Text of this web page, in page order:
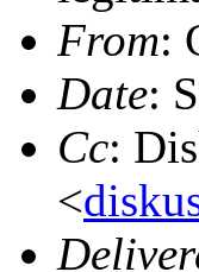
From:
Date:
Cc:
<